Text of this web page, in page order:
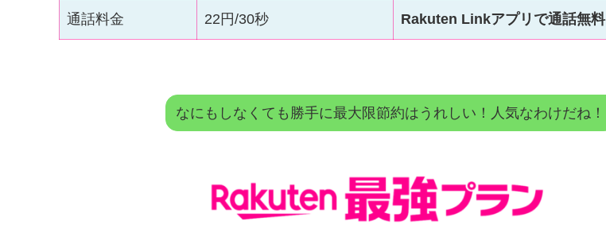
通話料金 22円/30秒 Rakuten Linkアプリで通話無料
なにもしなくても勝手に最大限節約はうれしい！人気なわけだね！